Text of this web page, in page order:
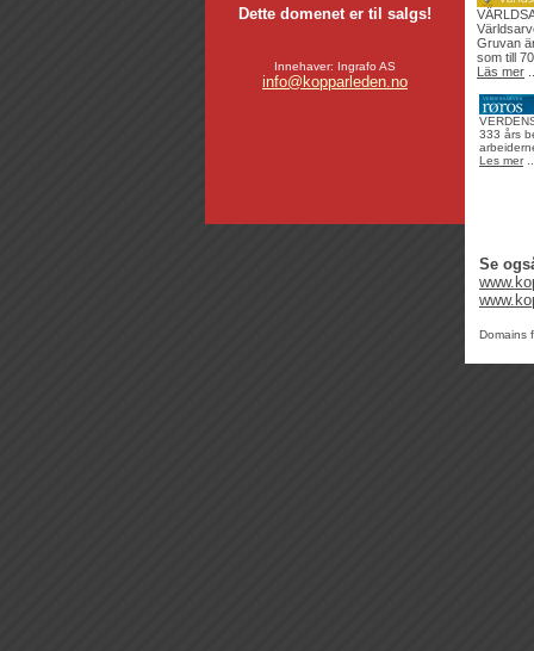
Dette domenet er til salgs!
Innehaver: Ingrafo AS
info@kopparleden.no
Gruvan
som till
Läs mer
333 års
Les mer
Se
Domains